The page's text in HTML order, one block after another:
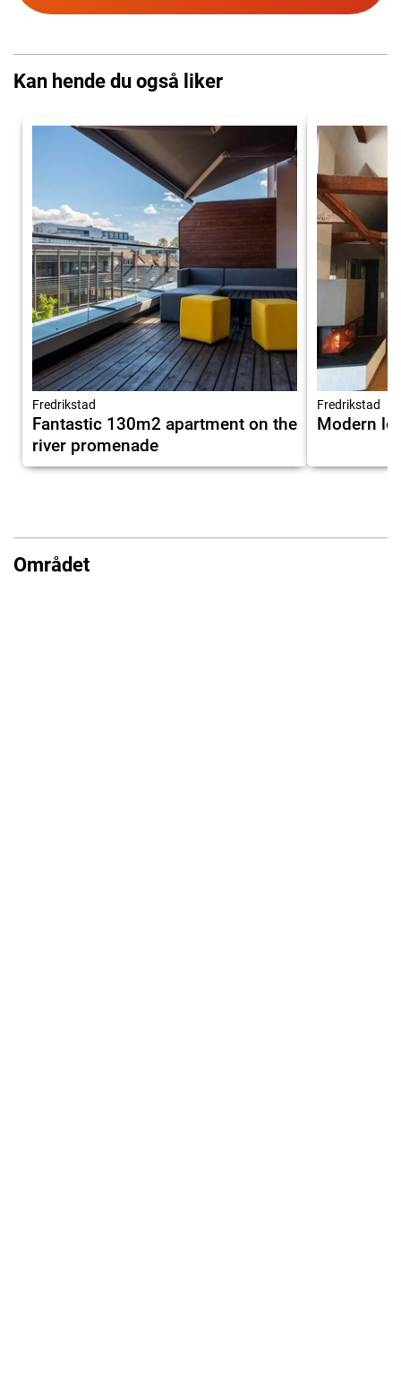
Kan hende du også liker
Fredrikstad
Fantastic 130m2 apartment on the
river promenade
Fredrikstad
Modern
Området